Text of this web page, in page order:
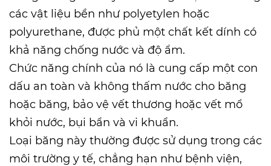
các vật liệu bền như polyetylen hoặc
polyurethane, được phủ một chất kết dính có
khả năng chống nước và độ ẩm.
Chức năng chính của nó là cung cấp một con
dấu an toàn và không thấm nước cho băng
hoặc băng, bảo vệ vết thương hoặc vết mổ
khỏi nước, bụi bẩn và vi khuẩn.
Loại băng này thường được sử dụng trong các
môi trường y tế, chẳng hạn như bệnh viện,